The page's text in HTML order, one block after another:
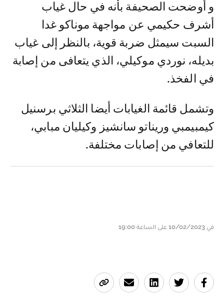
و أوضحت الصحيفة بأنه في حال غياب
أشرف حكيمي عن مواجهة موناكو غدا
السبت سيمثل ضربة قوية، بالنظر إلى غياب
بديله، نوردي موكيلي، الذي يتعافى من إصابة
في الفخذ.
وتشمل قائمة الغيابات أيضا الثلاثي برسنيل
كيمبيمبي وريناتو سانشيز وكيليان مبابي،
للتعافي من إصابات مختلفة.
في 10/02/2023 على الساعة 19:00